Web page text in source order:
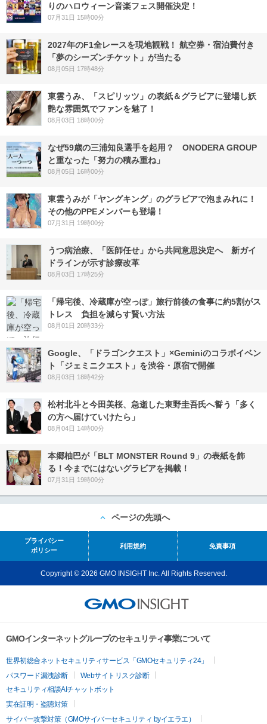
りのハロウィーン音楽フェス開催決定！
07月31日 15時00分
2027年のF1全レースを現地観戦！ 航空券・宿泊費付き
「夢のシーズンチケット」が当たる
08月05日 17時48分
東雲うみ、「スピリッツ」の表紙＆グラビアに登場し妖
艶な雰囲気でファンを魅了！
08月03日 18時00分
なぜ59歳の三浦知良選手を起用？ ONODERA GROUP
と重なった「努力の積み重ね」
08月05日 16時00分
東雲うみが「ヤングキング」のグラビアで泡まみれに！
その他のPPEメンバーも登場！
07月31日 19時00分
うつ病治療、「医師任せ」から共同意思決定へ 新ガイ
ドラインが示す診療改革
08月03日 17時25分
「帰宅後、冷蔵庫が空っぽ」旅行前後の食事に約5割がス
トレス 負担を減らす賢い方法
08月01日 20時33分
Google、「ドラゴンクエスト」×Geminiのコラボイベン
ト「ジェミニクエスト」を渋谷・原宿で開催
08月03日 18時42分
松村北斗と今田美桜、急逝した東野圭吾氏へ誓う「多く
の方へ届けていけたら」
08月04日 14時00分
本郷柚巴が「BLT MONSTER Round 9」の表紙を飾
る！今までにはないグラビアを掲載！
07月31日 19時00分
ページの先頭へ
プライバシー
ポリシー
利用規約 免責事項
Copyright © 2026 GMO INSIGHT Inc. All Rights Reserved.
GMOインターネットグループのセキュリティ事業について
世界初総合ネットセキュリティサービス「GMOセキュリティ24」
パスワード漏洩診断
Webサイトリスク診断
セキュリティ相談AIチャットボット
実在証明・盗聴対策
サイバー攻撃対策（GMOサイバーセキュリティ byイエラエ）